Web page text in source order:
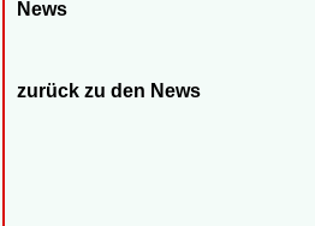
News
zurück zu den News